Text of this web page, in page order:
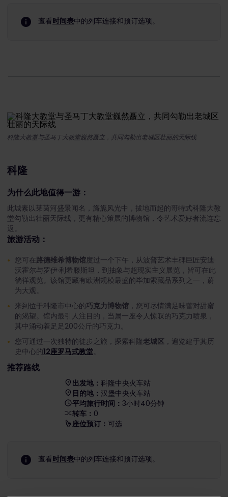
查看时间表中的列车连接和预订选项。
科隆大教堂与圣马丁大教堂巍然矗立，共同勾勒出老城区壮丽的天际线
科隆
为什么此地值得一游：
此城素以莱茵河盛景闻名，旖旎风光中，拔地而起的哥特式科隆大教
堂勾勒出壮丽天际线，更有精心策展的博物馆，令艺术爱好者流连忘
返。
旅游活动：
您可在路德维希博物馆度过一个下午，从波普艺术丰碑巨匠安迪·
沃霍尔与罗伊·利希滕斯坦，到抽象与超现实主义展览，皆可在此
徜徉观览。该馆更藏有欧洲规模最盛的毕加索藏品系列之一，蔚
为大观。
来到位于科隆市中心的巧克力博物馆 ，您可尽情满足味蕾对甜蜜
的渴望。馆内最引人注目的，当属一座令人惊叹的巧克力喷泉，
其中涌动着足足200公斤的巧克力。
您可通过一次独特的徒步之旅，探索科隆老城区 ，遍览建于其历
史中心的12座罗马式教堂
推荐路线
出发地： 科隆中央火车站
目的地： 汉堡中央火车站
平均旅行时间： 3小时40分钟
转车： 0
座位预订： 可选
查看时间表中的列车连接和预订选项。